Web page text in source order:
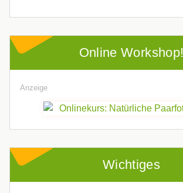
Online Workshop!
Anzeige
Wichtiges